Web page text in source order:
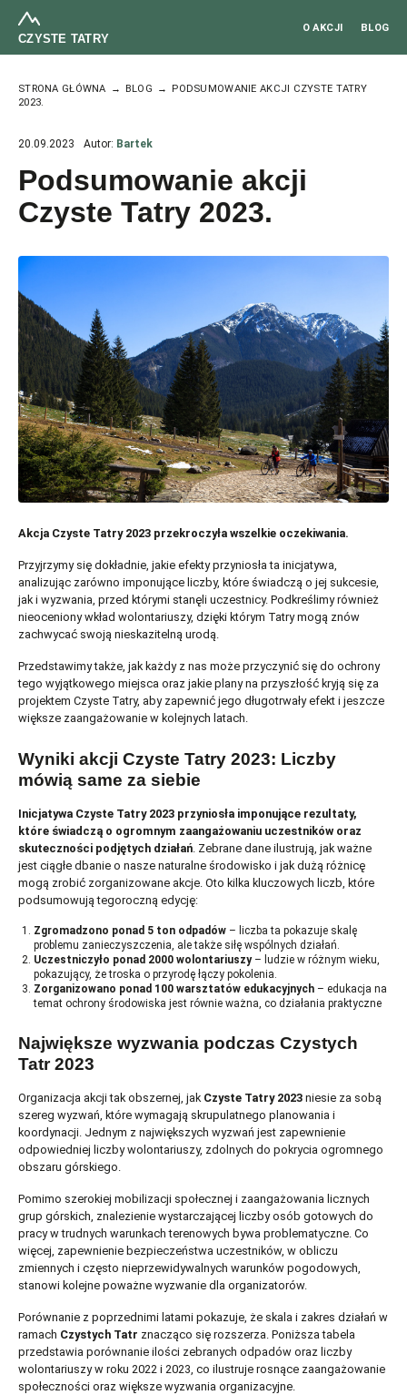
CZYSTE TATRY
O AKCJI BLOG
STRONA GŁÓWNA BLOG
PODSUMOWANIE AKCJI CZYSTE TATRY
2023.
20.09.2023 Autor: Bartek
Podsumowanie akcji
Czyste Tatry 2023.
Akcja Czyste Tatry 2023 przekroczyła wszelkie oczekiwania.
Przyjrzymy się dokładnie, jakie efekty przyniosła ta inicjatywa,
analizując zarówno imponujące liczby, które świadczą o jej sukcesie,
jak i wyzwania, przed którymi stanęli uczestnicy. Podkreślimy również
nieoceniony wkład wolontariuszy, dzięki którym Tatry mogą znów
zachwycać swoją nieskazitelną urodą.
Przedstawimy także, jak każdy z nas może przyczynić się do ochrony
tego wyjątkowego miejsca oraz jakie plany na przyszłość kryją się za
projektem Czyste Tatry, aby zapewnić jego długotrwały efekt i jeszcze
większe zaangażowanie w kolejnych latach.
Wyniki akcji Czyste Tatry 2023: Liczby
mówią same za siebie
Inicjatywa Czyste Tatry 2023 przyniosła imponujące rezultaty,
które świadczą o ogromnym zaangażowaniu uczestników oraz
skuteczności podjętych działań. Zebrane dane ilustrują, jak ważne
jest ciągłe dbanie o nasze naturalne środowisko i jak dużą różnicę
mogą zrobić zorganizowane akcje. Oto kilka kluczowych liczb, które
podsumowują tegoroczną edycję:
Zgromadzono ponad 5 ton odpadów– liczba ta pokazuje skalę
problemu zanieczyszczenia, ale także siłę wspólnych działań.
Uczestniczyło ponad 2000 wolontariuszy– ludzie w różnym wieku,
pokazujący, że troska o przyrodę łączy pokolenia.
Zorganizowano ponad 100 warsztatów edukacyjnych– edukacja na
temat ochrony środowiska jest równie ważna, co działania praktyczne
Największe wyzwania podczas Czystych
Tatr 2023
Organizacja akcji tak obszernej, jak Czyste Tatry 2023 niesie za sobą
szereg wyzwań, które wymagają skrupulatnego planowania i
koordynacji. Jednym z największych wyzwań jest zapewnienie
odpowiedniej liczby wolontariuszy, zdolnych do pokrycia ogromnego
obszaru górskiego.
Pomimo szerokiej mobilizacji społecznej i zaangażowania licznych
grup górskich, znalezienie wystarczającej liczby osób gotowych do
pracy w trudnych warunkach terenowych bywa problematyczne. Co
więcej, zapewnienie bezpieczeństwa uczestników, w obliczu
zmiennych i często nieprzewidywalnych warunków pogodowych,
stanowi kolejne poważne wyzwanie dla organizatorów.
Porównanie z poprzednimi latami pokazuje, że skala i zakres działań w
ramach Czystych Tatr znacząco się rozszerza. Poniższa tabela
przedstawia porównanie ilości zebranych odpadów oraz liczby
wolontariuszy w roku 2022 i 2023, co ilustruje rosnące zaangażowanie
społeczności oraz większe wyzwania organizacyjne.